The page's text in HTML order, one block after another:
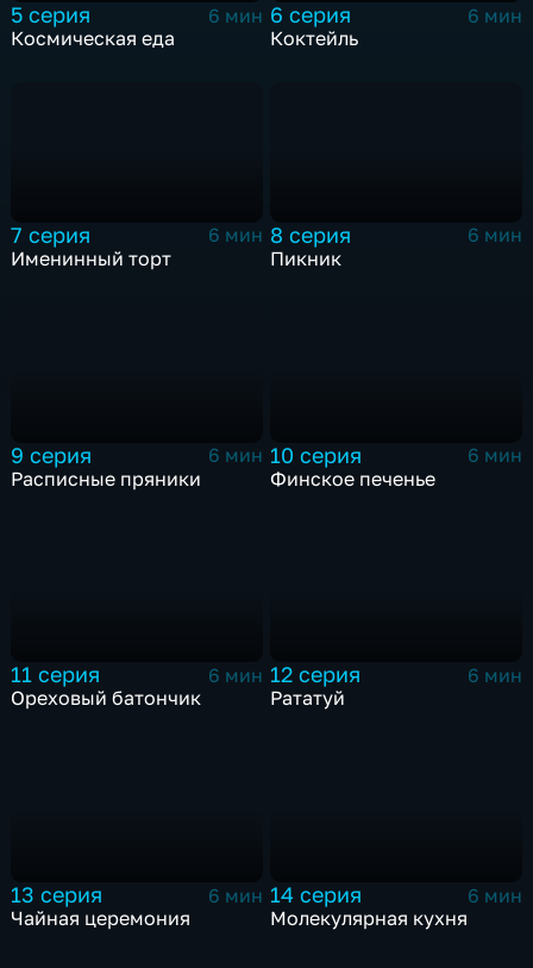
5 серия
6 мин
Космическая еда
6 серия
6 мин
Коктейль
7 серия
6 мин
Именинный торт
8 серия
6 мин
Пикник
9 серия
6 мин
Расписные пряники
10 серия
6 мин
Финское печенье
11 серия
6 мин
Ореховый батончик
12 серия
6 мин
Рататуй
13 серия
6 мин
Чайная церемония
14 серия
6 мин
Молекулярная кухня